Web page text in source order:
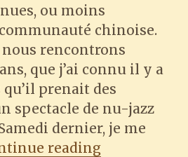
ou moins
chinoise.
nous rencontrons
que j’ai connu il y a
prenait des
spectacle de nu-jazz
dernier, je me
reading“Regarde